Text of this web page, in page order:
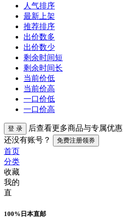
人气排序
最新上架
推荐排序
出价数多
出价数少
剩余时间短
剩余时间长
当前价低
当前价高
一口价低
一口价高
登 录
后查看更多商品与专属优惠
还没有账号？
免费注册领券
首页
分类
收藏
我的
直
100%日本直邮